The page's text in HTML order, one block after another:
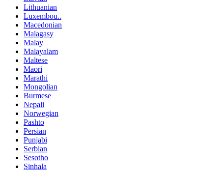
Lithuanian
Luxembou..
Macedonian
Malagasy
Malay
Malayalam
Maltese
Maori
Marathi
Mongolian
Burmese
Nepali
Norwegian
Pashto
Persian
Punjabi
Serbian
Sesotho
Sinhala